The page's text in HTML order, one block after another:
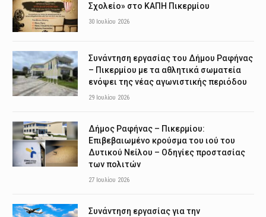
Σχολείο» στο ΚΑΠΗ Πικερμίου
30 Ιουλίου 2026
Συνάντηση εργασίας του Δήμου Ραφήνας
– Πικερμίου με τα αθλητικά σωματεία
ενόψει της νέας αγωνιστικής περιόδου
29 Ιουλίου 2026
Δήμος Ραφήνας – Πικερμίου:
Επιβεβαιωμένο κρούσμα του ιού του
Δυτικού Νείλου – Οδηγίες προστασίας
των πολιτών
27 Ιουλίου 2026
Συνάντηση εργασίας για την